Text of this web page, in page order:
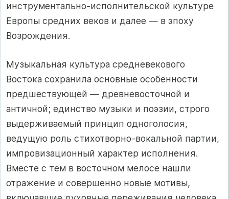
инструментально-исполнительской культуре
Европы средних веков и далее — в эпоху
Возрождения.
Музыкальная культура средневекового
Востока сохранила основные особенности
предшествующей — древневосточной и
античной; единство музыки и поэзии, строго
выдерживаемый принцип одноголосия,
ведущую роль стихотворно-вокальной партии,
импровизационный характер исполнения.
Вместе с тем в восточном мелосе нашли
отражение и совершенно новые мотивы,